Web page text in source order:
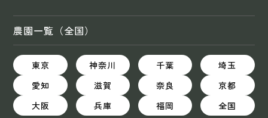
農園一覧（全国）
東京 神奈川 千葉
埼玉
愛知
滋賀 奈良
京都
大阪
兵庫 福岡 全国